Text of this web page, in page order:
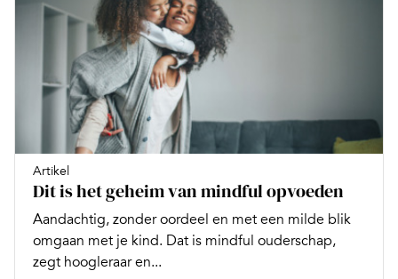
Artikel
Dit is het geheim van mindful opvoeden
Aandachtig, zonder oordeel en met een milde blik
omgaan met je kind. Dat is mindful ouderschap,
zegt hoogleraar en...